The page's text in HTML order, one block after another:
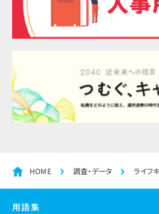
HOME 調査・データ ライフ
用語集